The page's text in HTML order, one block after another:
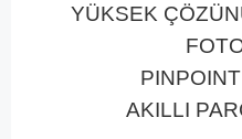
YÜKSEK
AKILLI